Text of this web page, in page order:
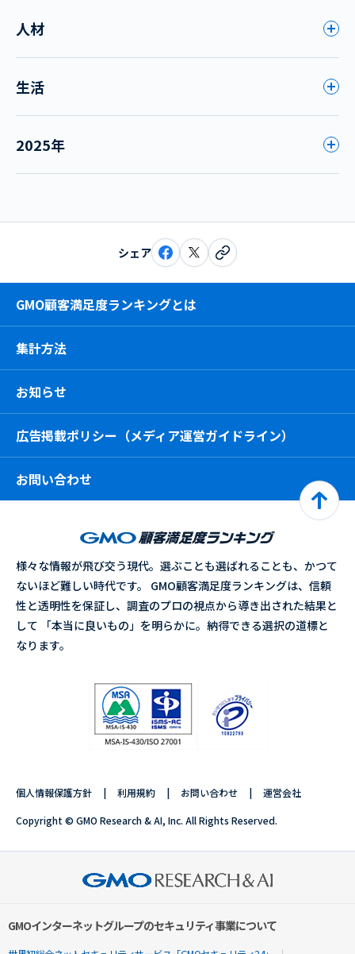
人材
生活
2025年
シェア
GMO顧客満足度ランキングとは
集計方法
お知らせ
広告掲載ポリシー（メディア運営ガイドライン）
お問い合わせ
様々な情報が飛び交う現代。選ぶことも選ばれることも、かつて
ないほど難しい時代です。 GMO顧客満足度ランキングは、信頼
性と透明性を保証し、調査のプロの視点から導き出された結果と
して 「本当に良いもの」を明らかに。納得できる選択の道標と
なります。
個人情報保護方針 利用規約 お問い合わせ 運営会社
Copyright © GMO Research & AI, Inc. All Rights Reserved.
GMOインターネットグループのセキュリティ事業について